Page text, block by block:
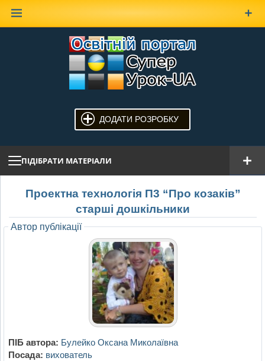
ДОДАТИ РОЗРОБКУ
ПІДІБРАТИ МАТЕРІАЛИ
Проектна технологія П3 “Про козаків”
старші дошкільники
Автор публікації
ПІБ автора: Булейко Оксана Миколаївна
Посада: вихователь